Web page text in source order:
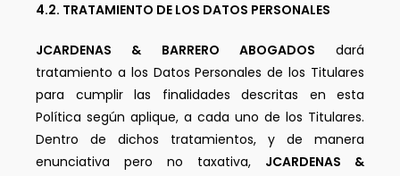
4.2. TRATAMIENTO DE LOS DATOS PERSONALES
JCARDENAS & BARRERO ABOGADOS dará
tratamiento a los Datos Personales de los Titulares
para cumplir las finalidades descritas en esta
Política según aplique, a cada uno de los Titulares.
Dentro de dichos tratamientos, y de manera
enunciativa pero no taxativa, JCARDENAS &